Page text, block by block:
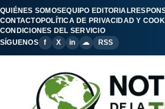
QUIÉNES SOMOSEQUIPO EDITORIAL
CONTACTOPOLÍTICA DE PRIVACIDAD Y
CONDICIONES DEL SERVICIO
SÍGUENOS
f X in ☁ RSS